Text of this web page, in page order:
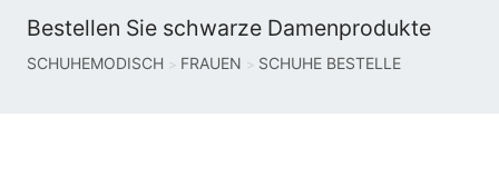
Bestellen Sie schwarze Damenprodukte
SCHUHEMODISCH FRAUEN SCHUHE BESTELLE